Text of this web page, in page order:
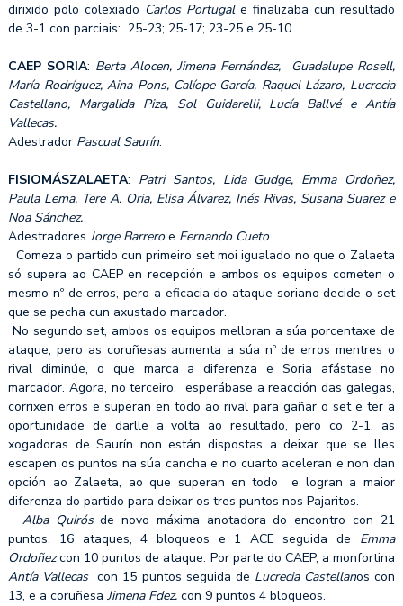
dirixido polo colexiado Carlos Portugale finalizaba cun resultado
de 3-1 con parciais: 25-23; 25-17; 23-25 e 25-10.
CAEP SORIA: Berta Alocen, Jimena Fernández, Guadalupe Rosell,
María Rodríguez, Aina Pons, Calíope García, Raquel Lázaro, Lucrecia
Castellano, Margalida Piza, Sol Guidarelli, Lucía Ballvé e Antía
Vallecas.
Adestrador Pascual Saurín.
FISIOMÁSZALAETA: Patri Santos, Lida Gudge, Emma Ordoñez,
Paula Lema, Tere A. Oria, Elisa Álvarez, Inés Rivas, Susana Suarez e
Noa Sánchez.
AdestradoresJorge Barreroe Fernando Cueto.
Comeza o partido cun primeiro set moi igualado no que o Zalaeta
só supera ao CAEP en recepción e ambos os equipos cometen o
mesmo nº de erros, pero a eficacia do ataque soriano decide o set
que se pecha cun axustado marcador.
No segundo set, ambos os equipos melloran a súa porcentaxe de
ataque, pero as coruñesas aumenta a súa nº de erros mentres o
rival diminúe, o que marca a diferenza e Soria afástase no
marcador. Agora, no terceiro, esperábase a reacción das galegas,
corrixen erros e superan en todo ao rival para gañar o set e ter a
oportunidade de darlle a volta ao resultado, pero co 2-1, as
xogadoras de Saurín non están dispostas a deixar que se lles
escapen os puntos na súa cancha e no cuarto aceleran e non dan
opción ao Zalaeta, ao que superan en todo e logran a maior
diferenza do partido para deixar os tres puntos nos Pajaritos.
Alba Quirósde novo máxima anotadora do encontro con 21
puntos, 16 ataques, 4 bloqueos e 1 ACE seguida de Emma
Ordoñezcon 10 puntos de ataque. Por parte do CAEP, a monfortina
Antía Vallecascon 15 puntos seguida de Lucrecia Castellanos con
13, e a coruñesaJimena Fdez. con 9 puntos 4 bloqueos.